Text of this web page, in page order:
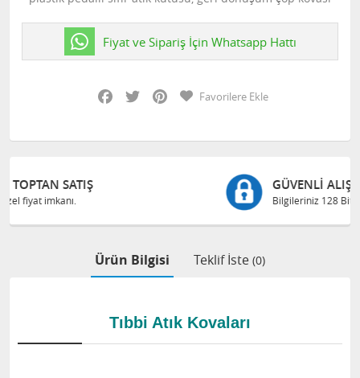
Fiyat ve Sipariş İçin Whatsapp Hattı
Facebook
Twitter PinterestFavorilere Ekle
GÜVENLI ALIŞVERIŞ
Bilgileriniz 128 Bit SSL ile güvende
Ürün Bilgisi Teklif İste (0)
Tıbbi Atık Kovaları